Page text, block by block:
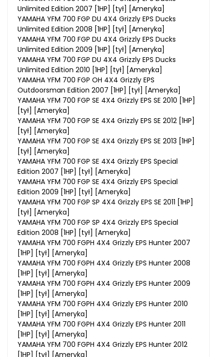
Unlimited Edition 2007 [1HP] [tył] [Ameryka]
YAMAHA YFM 700 FGP DU 4X4 Grizzly EPS Ducks
Unlimited Edition 2008 [1HP] [tył] [Ameryka]
YAMAHA YFM 700 FGP DU 4X4 Grizzly EPS Ducks
Unlimited Edition 2009 [1HP] [tył] [Ameryka]
YAMAHA YFM 700 FGP DU 4X4 Grizzly EPS Ducks
Unlimited Edition 2010 [1HP] [tył] [Ameryka]
YAMAHA YFM 700 FGP OH 4X4 Grizzly EPS
Outdoorsman Edition 2007 [1HP] [tył] [Ameryka]
YAMAHA YFM 700 FGP SE 4X4 Grizzly EPS SE 2010 [1HP]
[tył] [Ameryka]
YAMAHA YFM 700 FGP SE 4X4 Grizzly EPS SE 2012 [1HP]
[tył] [Ameryka]
YAMAHA YFM 700 FGP SE 4X4 Grizzly EPS SE 2013 [1HP]
[tył] [Ameryka]
YAMAHA YFM 700 FGP SE 4X4 Grizzly EPS Special
Edition 2007 [1HP] [tył] [Ameryka]
YAMAHA YFM 700 FGP SE 4X4 Grizzly EPS Special
Edition 2009 [1HP] [tył] [Ameryka]
YAMAHA YFM 700 FGP SP 4X4 Grizzly EPS SE 2011 [1HP]
[tył] [Ameryka]
YAMAHA YFM 700 FGP SP 4X4 Grizzly EPS Special
Edition 2008 [1HP] [tył] [Ameryka]
YAMAHA YFM 700 FGPH 4X4 Grizzly EPS Hunter 2007
[1HP] [tył] [Ameryka]
YAMAHA YFM 700 FGPH 4X4 Grizzly EPS Hunter 2008
[1HP] [tył] [Ameryka]
YAMAHA YFM 700 FGPH 4X4 Grizzly EPS Hunter 2009
[1HP] [tył] [Ameryka]
YAMAHA YFM 700 FGPH 4X4 Grizzly EPS Hunter 2010
[1HP] [tył] [Ameryka]
YAMAHA YFM 700 FGPH 4X4 Grizzly EPS Hunter 2011
[1HP] [tył] [Ameryka]
YAMAHA YFM 700 FGPH 4X4 Grizzly EPS Hunter 2012
[1HP] [tył] [Ameryka]